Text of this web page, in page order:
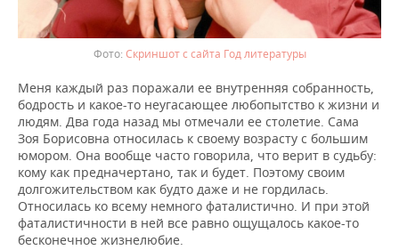
Скриншот с сайта Год литературы
Меня каждый раз поражали ее внутренняя собранность,
бодрость и какое-то неугасающее любопытство к жизни и
людям. Два года назад мы отмечали ее столетие. Сама
Зоя Борисовна относилась к своему возрасту с большим
юмором. Она вообще часто говорила, что верит в судьбу:
кому как предначертано, так и будет. Поэтому своим
долгожительством как будто даже и не гордилась.
Относилась ко всему немного фаталистично. И при этой
фаталистичности в ней все равно ощущалось какое-то
бесконечное жизнелюбие.